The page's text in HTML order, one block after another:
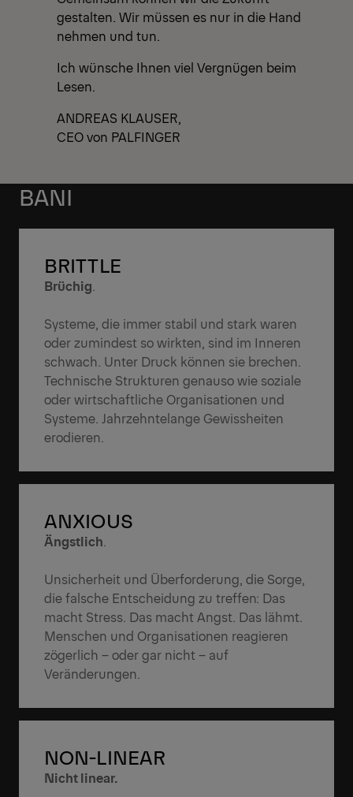
gestalten. Wir müssen es nur in die Hand
nehmen und tun.
Ich wünsche Ihnen viel Vergnügen beim
Lesen.
ANDREAS KLAUSER,
CEO von PALFINGER
BANI
BRITTLE
Brüchig.
Systeme, die immer stabil und stark waren
oder zumindest so wirkten, sind im Inneren
schwach. Unter Druck können sie brechen.
Technische Strukturen genauso wie soziale
oder wirtschaftliche Organisationen und
Systeme. Jahrzehntelange Gewissheiten
erodieren.
ANXIOUS
Ängstlich.
Unsicherheit und Überforderung, die Sorge,
die falsche Entscheidung zu treffen: Das
macht Stress. Das macht Angst. Das lähmt.
Menschen und Organisationen reagieren
zögerlich – oder gar nicht – auf
Veränderungen.
NON-LINEAR
Nicht linear.